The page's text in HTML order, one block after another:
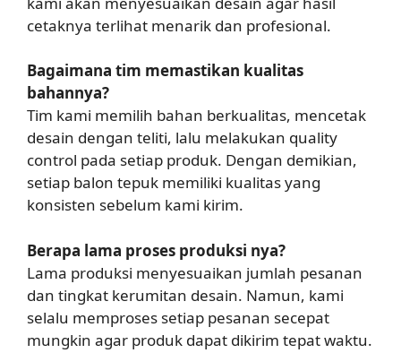
cetaknya terlihat menarik dan profesional.
Bagaimana tim memastikan kualitas
bahannya?
Tim kami memilih bahan berkualitas, mencetak
desain dengan teliti, lalu melakukan quality
control pada setiap produk. Dengan demikian,
setiap balon tepuk memiliki kualitas yang
konsisten sebelum kami kirim.
Berapa lama proses produksi nya?
Lama produksi menyesuaikan jumlah pesanan
dan tingkat kerumitan desain. Namun, kami
selalu memproses setiap pesanan secepat
mungkin agar produk dapat dikirim tepat waktu.